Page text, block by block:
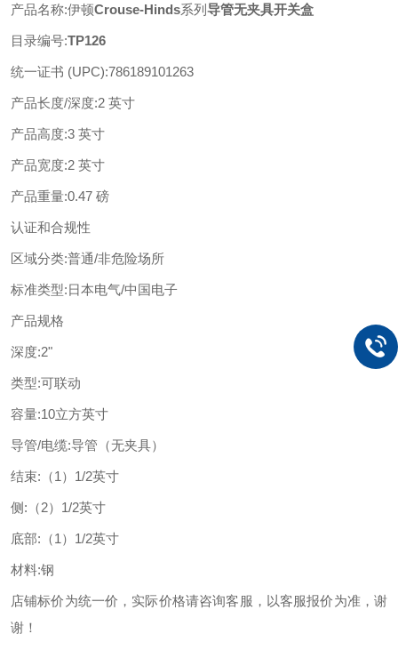
产品名称:伊顿Crouse-Hinds系列 导管无夹具开关盒
目录编号:TP126
统一证书 (UPC):786189101263
产品长度/深度:2 英寸
产品高度:3 英寸
产品宽度:2 英寸
产品重量:0.47 磅
认证和合规性
区域分类:普通/非危险场所
标准类型:日本电气/中国电子
产品规格
深度:2"
类型:可联动
容量:10立方英寸
导管/电缆:导管（无夹具）
结束: （1）1/2英寸
侧: （2）1/2英寸
底部: （1）1/2英寸
材料:钢
店铺标价为统一价，实际价格请咨询客服，以客服报价为准，谢
谢！